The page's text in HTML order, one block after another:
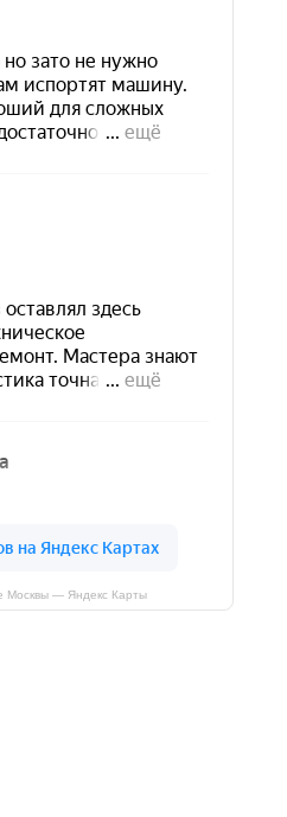
Москвы — Яндекс Карты